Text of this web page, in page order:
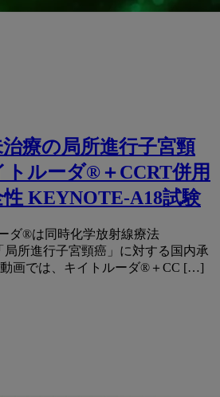
治療の局所進⾏⼦宮頸
ルーダ®＋CCRT併⽤
KEYNOTE-A18試験
ダ®は同時化学放射線療法
局所進⾏⼦宮頸癌」に対する国内承
画では、キイトルーダ®＋CC […]